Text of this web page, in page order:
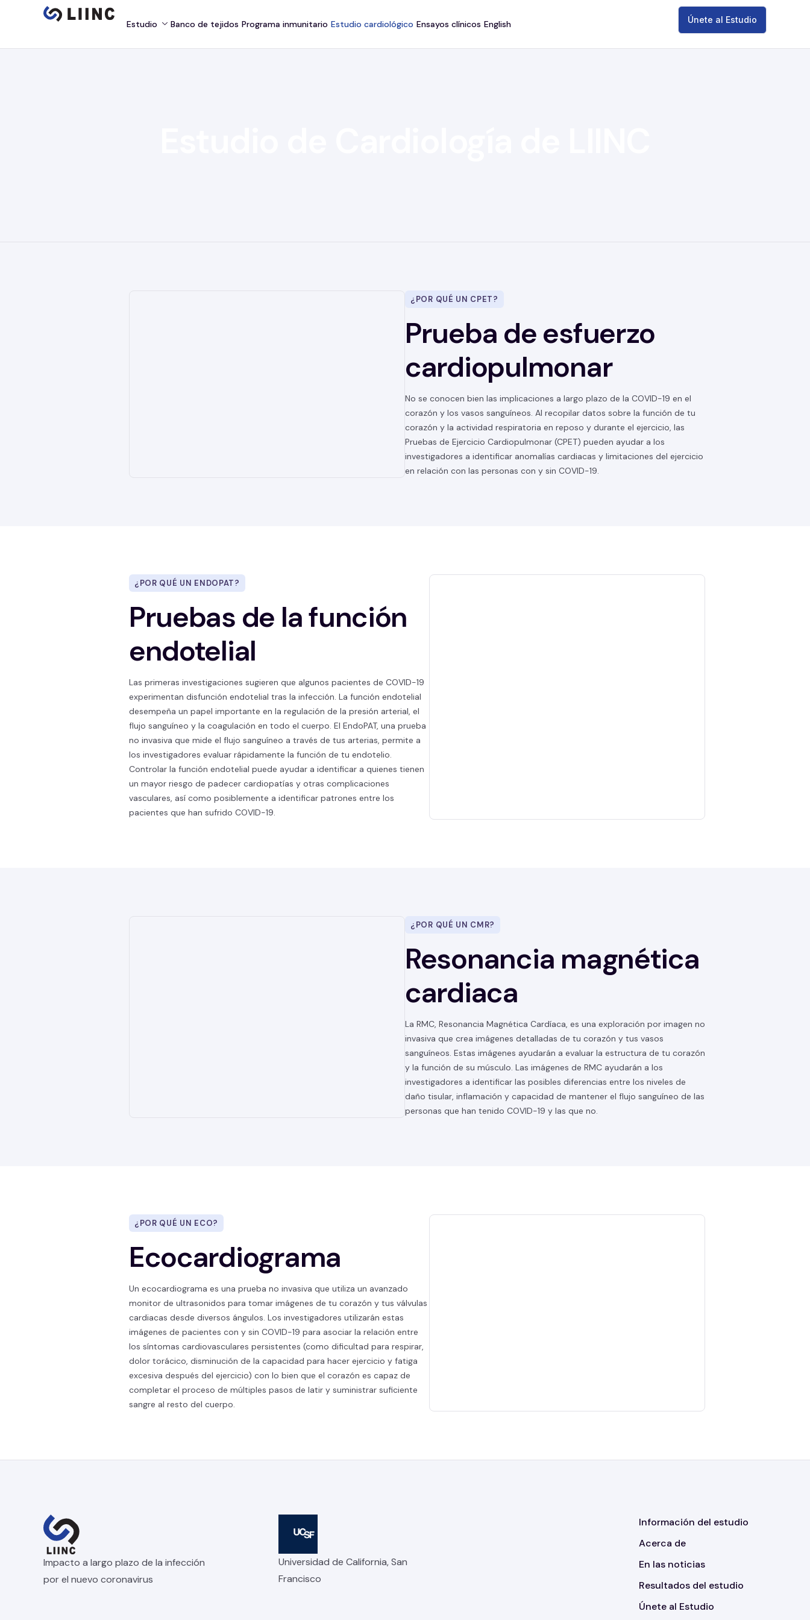
Estudio Banco de tejidos Programa inmunitario Estudio cardiológico Ensayos clínicos English Únete al Estudio
¿POR QUÉ UN CPET?
Prueba de esfuerzo
cardiopulmonar
No se conocen bien las implicaciones a largo plazo de la COVID-19 en el
corazón y los vasos sanguíneos. Al recopilar datos sobre la función de tu
corazón y la actividad respiratoria en reposo y durante el ejercicio, las
Pruebas de Ejercicio Cardiopulmonar (CPET) pueden ayudar a los
investigadores a identificar anomalías cardiacas y limitaciones del ejercicio
en relación con las personas con y sin COVID-19.
¿POR QUÉ UN ENDOPAT?
Pruebas de la función
endotelial
Las primeras investigaciones sugieren que algunos pacientes de COVID-19
experimentan disfunción endotelial tras la infección. La función endotelial
desempeña un papel importante en la regulación de la presión arterial, el
flujo sanguíneo y la coagulación en todo el cuerpo. El EndoPAT, una prueba
no invasiva que mide el flujo sanguíneo a través de tus arterias, permite a
los investigadores evaluar rápidamente la función de tu endotelio.
Controlar la función endotelial puede ayudar a identificar a quienes tienen
un mayor riesgo de padecer cardiopatías y otras complicaciones
vasculares, así como posiblemente a identificar patrones entre los
pacientes que han sufrido COVID-19.
¿POR QUÉ UN CMR?
Resonancia magnética
cardiaca
La RMC, Resonancia Magnética Cardíaca, es una exploración por imagen no
invasiva que crea imágenes detalladas de tu corazón y tus vasos
sanguíneos. Estas imágenes ayudarán a evaluar la estructura de tu corazón
y la función de su músculo. Las imágenes de RMC ayudarán a los
investigadores a identificar las posibles diferencias entre los niveles de
daño tisular, inflamación y capacidad de mantener el flujo sanguíneo de las
personas que han tenido COVID-19 y las que no.
¿POR QUÉ UN ECO?
Ecocardiograma
Un ecocardiograma es una prueba no invasiva que utiliza un avanzado
monitor de ultrasonidos para tomar imágenes de tu corazón y tus válvulas
cardiacas desde diversos ángulos. Los investigadores utilizarán estas
imágenes de pacientes con y sin COVID-19 para asociar la relación entre
los síntomas cardiovasculares persistentes (como dificultad para respirar,
dolor torácico, disminución de la capacidad para hacer ejercicio y fatiga
excesiva después del ejercicio) con lo bien que el corazón es capaz de
completar el proceso de múltiples pasos de latir y suministrar suficiente
sangre al resto del cuerpo.
Impacto a largo plazo de la infección
por el nuevo coronavirus
Universidad de California, San
Francisco
Información del estudio
Acerca de
En las noticias
Resultados del estudio
Únete al Estudio